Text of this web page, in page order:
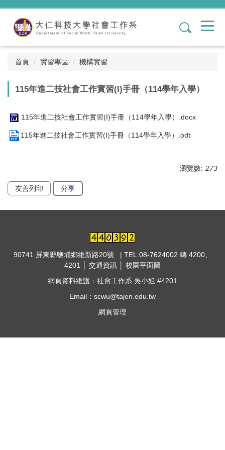
跳
內
1
首頁 實習專區 機構實習
115年進二技社會工作實習(I)手冊（114學年入學）
115年進二技社會工作實習(I)手冊（114學年入學）.docx
115年進二技社會工作實習(I)手冊（114學年入學）.odt
瀏覽數: 273
友善列印 分享
90741 屏東縣鹽埔鄉維新路20號 | TEL:08-7624002 轉 4200、
4201 │ 交通資訊
校園平面圖
網頁資料維護：社會工作系 吳小姐 #4201
Email：scwu@tajen.edu.tw
網頁管理